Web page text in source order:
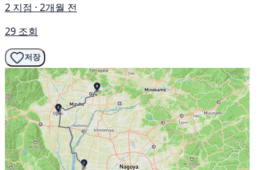
2 지점 · 2개월 전
29 조회
저장